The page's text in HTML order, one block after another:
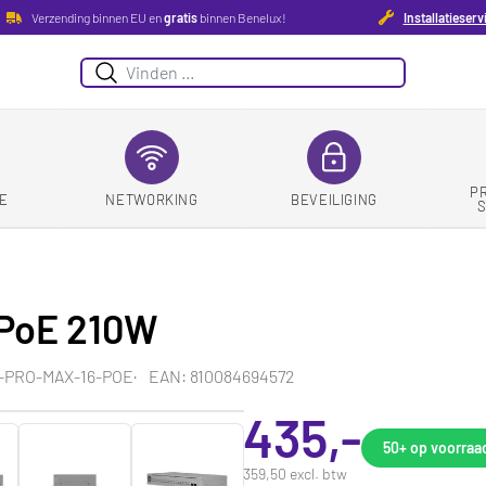
Verzending binnen EU engratisbinnen Benelux!
Zoeken
NETWORKING BEVEILIGING
210W
MAX-16-POE EAN: 810084694572
435,-
359,50 excl. btw
50+op